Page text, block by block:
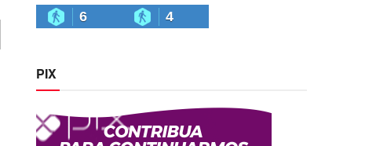
6 4
PIX